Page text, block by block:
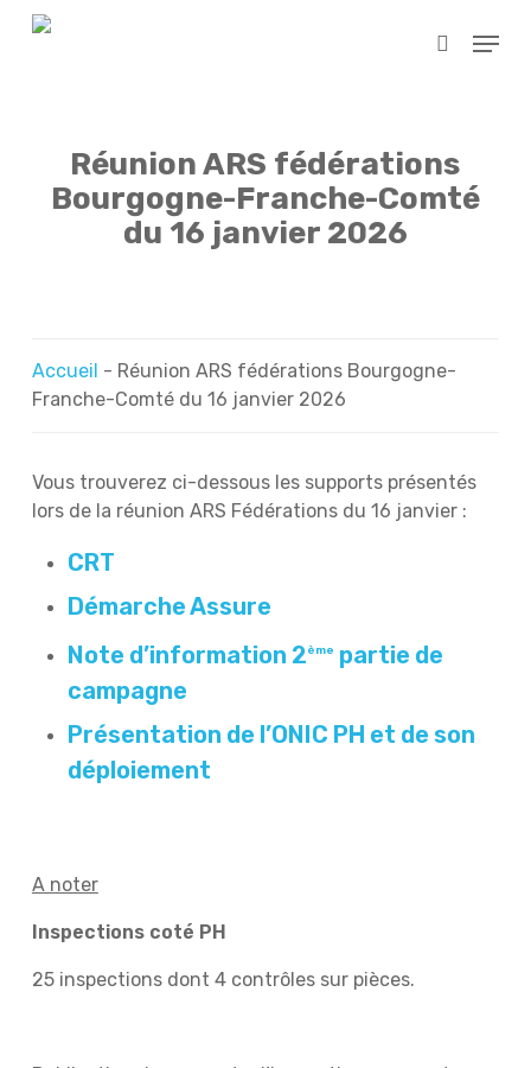
Skip
search
Menu
Réunion ARS fédérations
Bourgogne-Franche-Comté
du 16 janvier 2026
Accueil - Réunion ARS fédérations Bourgogne-
Franche-Comté du 16 janvier 2026
Vous trouverez ci-dessous les supports présentés
lors de la réunion ARS Fédérations du 16 janvier :
CRT
Démarche Assure
Note d’information 2ème partie de
campagne
Présentation de l’ONIC PH et de son
déploiement
A noter
Inspections coté PH
25 inspections dont 4 contrôles sur pièces.